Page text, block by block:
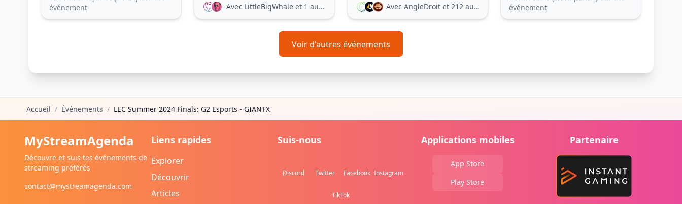
événement
Avec LittleBigWhaleet 1 autre Avec AngleDroit et 212 autres
événement
Voir d'autres événements
Accueil / Événements / LEC Summer 2024 Finals: G2 Esports - GIANTX
MyStreamAgenda
Découvre et suis tes événements de
streaming préférés
contact@mystreamagenda.com
Liens rapides
Explorer
Découvrir
Articles
Suis-nous
Discord Twitter Facebook Instagram
TikTok
Applications mobiles
App Store
Play Store
Partenaire